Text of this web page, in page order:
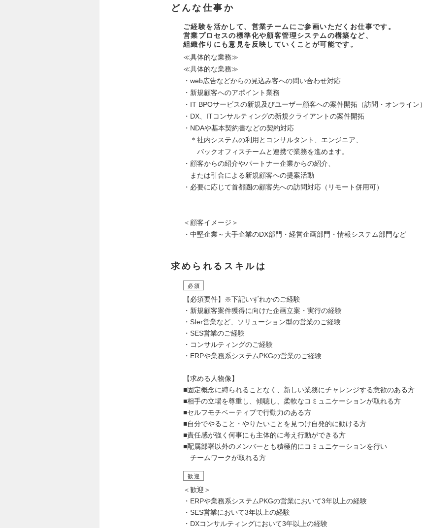
どんな仕事か
ご経験を活かして、営業チームにご参画いただくお仕事です。
営業プロセスの標準化や顧客管理システムの構築など、
組織作りにも意見を反映していくことが可能です。
≪具体的な業務≫
≪具体的な業務≫
・web広告などからの見込み客への問い合わせ対応
・新規顧客へのアポイント業務
・IT BPOサービスの新規及びユーザー顧客への案件開拓（訪問・オンライン）
・DX、ITコンサルティングの新規クライアントの案件開拓
・NDAや基本契約書などの契約対応
＊社内システムの利用とコンサルタント、エンジニア、
バックオフィスチームと連携で業務を進めます。
・顧客からの紹介やパートナー企業からの紹介、
または引合による新規顧客への提案活動
・必要に応じて首都圏の顧客先への訪問対応（リモート併用可）
＜顧客イメージ＞
・中堅企業～大手企業のDX部門・経営企画部門・情報システム部門など
求められるスキルは
必須
【必須要件】※下記いずれかのご経験
・新規顧客案件獲得に向けた企画立案・実行の経験
・SIer営業など、ソリューション型の営業のご経験
・SES営業のご経験
・コンサルティングのご経験
・ERPや業務系システムPKGの営業のご経験
【求める人物像】
■固定概念に縛られることなく、新しい業務にチャレンジする意欲のある方
■相手の立場を尊重し、傾聴し、柔軟なコミュニケーションが取れる方
■セルフモチベーティブで行動力のある方
■自分でやること・やりたいことを見つけ自発的に動ける方
■責任感が強く何事にも主体的に考え行動ができる方
■配属部署以外のメンバーとも積極的にコミュニケーションを行い
チームワークが取れる方
歓迎
＜歓迎＞
・ERPや業務系システムPKGの営業において3年以上の経験
・SES営業において3年以上の経験
・DXコンサルティングにおいて3年以上の経験